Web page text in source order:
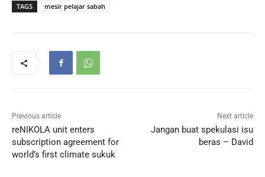
TAGS mesir pelajar sabah
Previous article
reNIKOLA unit enters
subscription agreement for
world’s first climate sukuk
Next article
Jangan buat spekulasi isu
beras – David